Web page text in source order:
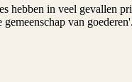
in veel gevallen
van goederen'.